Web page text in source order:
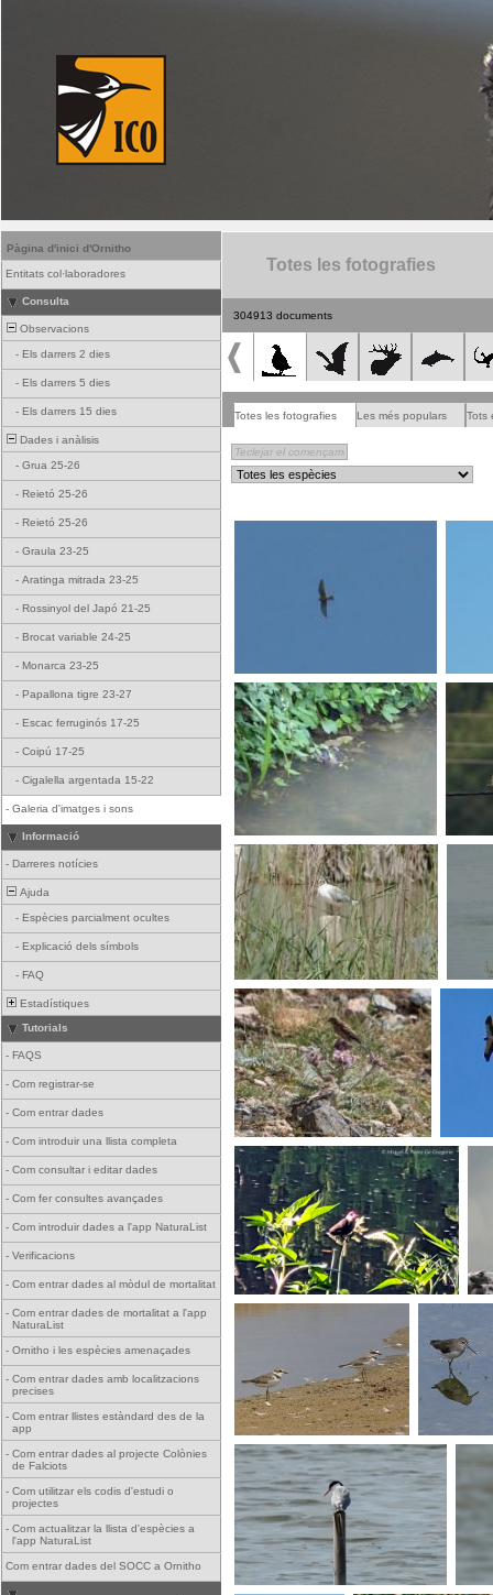
Pàgina d'inici d'Ornitho
Entitats col·laboradores
Consulta
Observacions
- Els darrers 2 dies
- Els darrers 5 dies
- Els darrers 15 dies
Dades i anàlisis
- Grua 25-26
- Reietó 25-26
- Reietó 25-26
- Graula 23-25
- Aratinga mitrada 23-25
- Rossinyol del Japó 21-25
- Brocat variable 24-25
- Monarca 23-25
- Papallona tigre 23-27
- Escac ferruginós 17-25
- Coipú 17-25
- Cigalella argentada 15-22
- Galeria d'imatges i sons
Informació
- Darreres notícies
Ajuda
- Espècies parcialment ocultes
- Explicació dels símbols
- FAQ
Estadístiques
Tutorials
- FAQS
- Com registrar-se
- Com entrar dades
- Com introduir una llista completa
- Com consultar i editar dades
- Com fer consultes avançades
- Com introduir dades a l'app NaturaList
- Verificacions
- Com entrar dades al mòdul de mortalitat
- Com entrar dades de mortalitat a l'app
NaturaList
- Ornitho i les espècies amenaçades
- Com entrar dades amb localitzacions
precises
- Com entrar llistes estàndard des de la
app
- Com entrar dades al projecte Colònies
de Falciots
- Com utilitzar els codis d'estudi o
projectes
- Com actualitzar la llista d'espècies a
l'app NaturaList
Com entrar dades del SOCC a Ornitho
Totes les fotografies
304913 documents
Totes les fotografies Les més populars Tots